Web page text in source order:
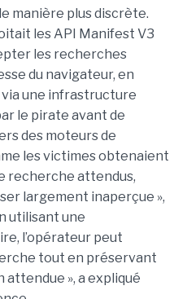
manière plus discrète.
les API Manifest V3
les recherches
du navigateur, en
une infrastructure
le pirate avant de
des moteurs de
les victimes obtenaient
recherche attendus,
largement inaperçue »,
utilisant une
l’opérateur peut
tout en préservant
attendue », a expliqué